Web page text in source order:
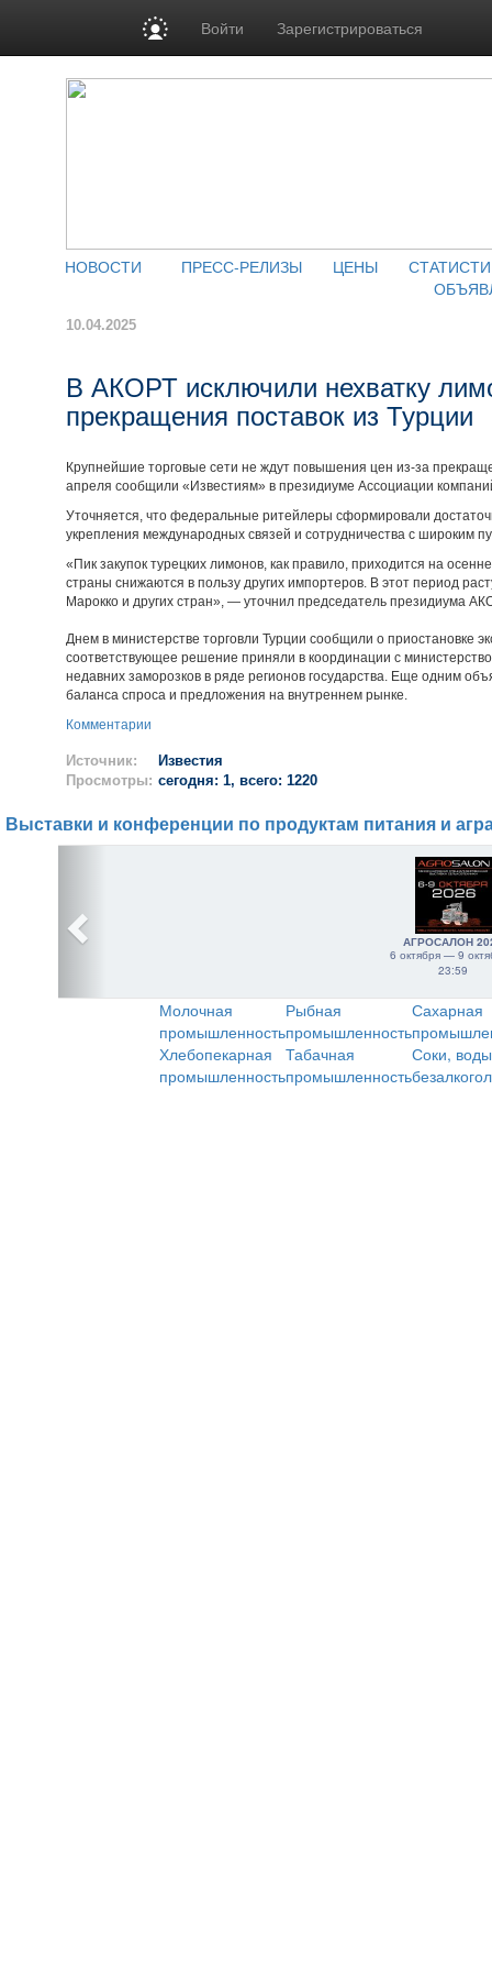
Войти Зарегистрироваться
НОВОСТИ ПРЕСС-РЕЛИЗЫ ЦЕНЫ
10.04.2025
В АКОРТ исключили нехватку
прекращения поставок из Турции
Крупнейшие торговые сети не ждут повышения цен из-за
апреля сообщили «Известиям» в президиуме Ассоциации
Уточняется, что федеральные ритейлеры сформировали
укрепления международных связей и сотрудничества с широким
«Пик закупок турецких лимонов, как правило, приходится на
страны снижаются в пользу других импортеров. В этот период
Марокко и других стран», — уточнил председатель президиума
Днем в министерстве торговли Турции сообщили о приостановке
соответствующее решение приняли в координации с
недавних заморозков в ряде регионов государства. Еще одним
баланса спроса и предложения на внутреннем рынке.
Комментарии
Источник:
Известия
Просмотры: сегодня: 1, всего: 1220
Выставки и конференции по продуктам питания и
АГРОСАЛОН
6 октября — 9
23:59
Молочная
промышленность
Рыбная
промышленность
Сахарная
Хлебопекарная
промышленность
Табачная
промышленность
Соки,